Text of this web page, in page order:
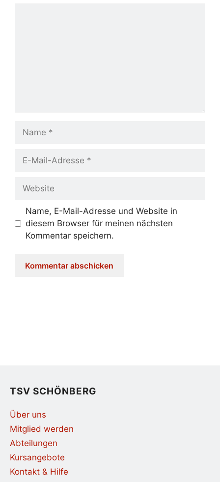
Mail-
Name, E-Mail-Adresse und Website in
diesem Browser für meinen nächsten
Kommentar speichern.
TSV SCHÖNBERG
Über uns
Mitglied werden
Abteilungen
Kursangebote
Kontakt & Hilfe